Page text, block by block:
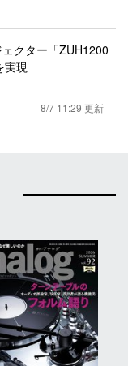
クター「ZUH1200
実現
8/7 11:29 更新